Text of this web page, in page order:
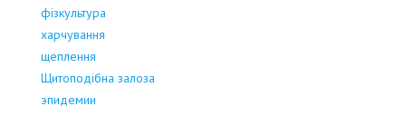
фізкультура
харчування
щеплення
Щитоподібна залоза
эпидемии